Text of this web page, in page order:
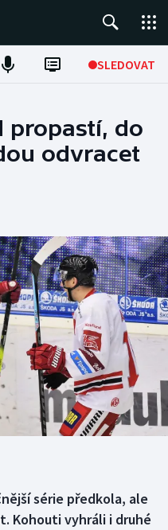
SLEDOVAT
propastí, do
odvracet
série předkola, ale
Kohouti vyhráli i druhé